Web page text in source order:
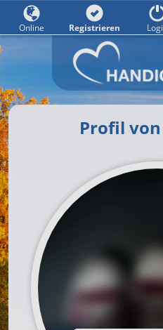
Profil
Online Registrieren